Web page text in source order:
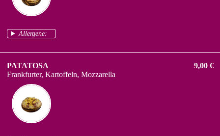
Allergene:
PATATOSA
Frankfurter, Kartoffeln, Mozzarella
9,00 €